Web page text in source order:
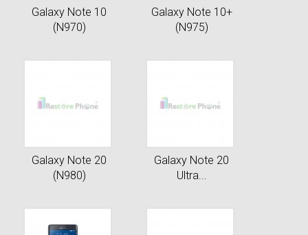
Galaxy Note 10
(N970)
Galaxy Note 10+
(N975)
Galaxy Note 20
(N980)
Galaxy Note 20
Ultra...